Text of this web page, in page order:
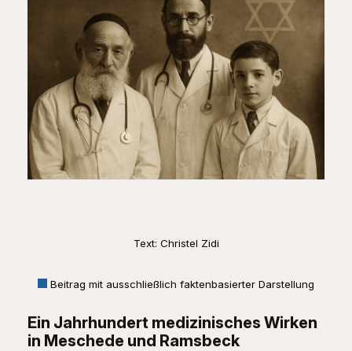
Text: Christel Zidi
Beitrag mit ausschließlich faktenbasierter Darstellung
Ein Jahrhundert medizinisches Wirken
in Meschede und Ramsbeck